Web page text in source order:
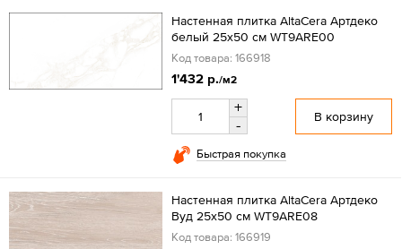
Настенная плитка AltaCera Артдеко
белый 25x50 см WT9ARE00
Код товара: 166918
1'432 р./м2
+
-
В корзину
Быстрая покупка
Настенная плитка AltaCera Артдеко
Вуд 25x50 см WT9ARE08
Код товара: 166919